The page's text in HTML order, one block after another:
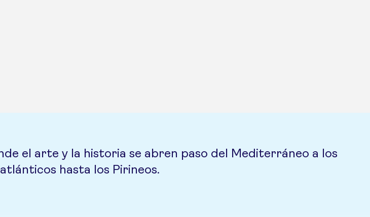
el arte y la historia se abren paso del Mediterráneo a los
hasta los Pirineos.